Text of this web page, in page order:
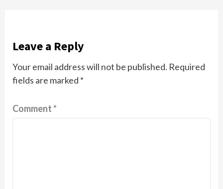
Leave a Reply
Your email address will not be published. Required
fields are marked *
Comment*